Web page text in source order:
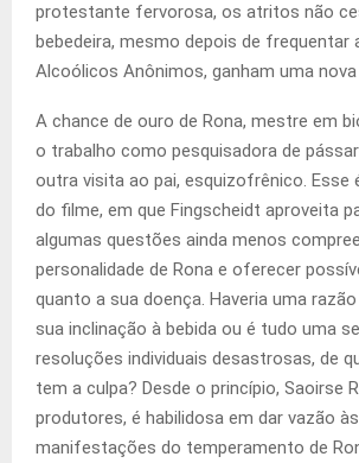
protestante fervorosa, os atritos não
bebedeira, mesmo depois de frequentar
Alcoólicos Anônimos, ganham uma nova
A chance de ouro de Rona, mestre em
o trabalho como pesquisadora de
outra visita ao pai, esquizofrênico. Esse
do filme, em que Fingscheidt aproveita
algumas questões ainda menos
personalidade de Rona e oferecer
quanto a sua doença. Haveria uma
sua inclinação à bebida ou é tudo uma
resoluções individuais desastrosas, de
tem a culpa? Desde o princípio, Saoirse
produtores, é habilidosa em dar vazão
manifestações do temperamento de